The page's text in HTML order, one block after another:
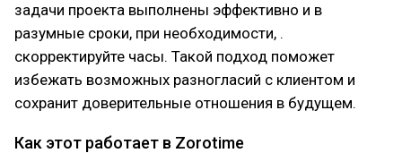
задачи проекта выполнены эффективно и в
разумные сроки, при необходимости, .
скорректируйте часы. Такой подход поможет
избежать возможных разногласий с клиентом и
сохранит доверительные отношения в будущем.
Как этот работает в Zorotime